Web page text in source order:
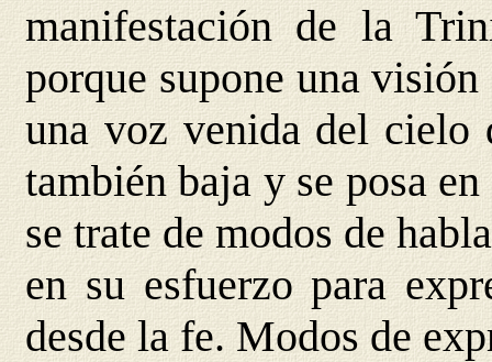
manifestación de la
porque supone una
una voz venida del cielo
también baja y se posa
se trate de modos de
en su esfuerzo para
desde la fe. Modos de